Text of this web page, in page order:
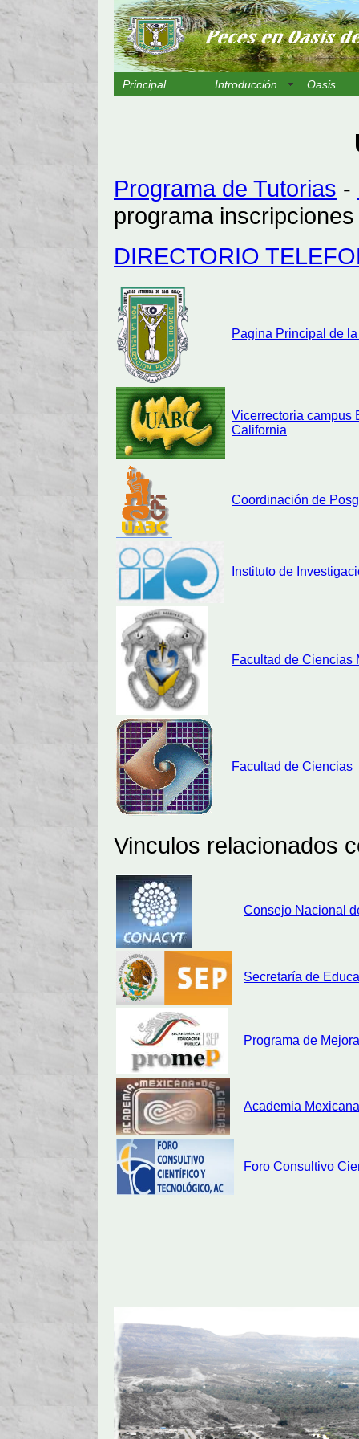
Principal Introducción Oasis
Programa de Tutorias -
programa
DIRECTORIO
Pagina Principal de
Vicerrectoria campus
California
Coordinación de
Instituto de
Facultad de Ciencias
Facultad de Ciencias
Vinculos relacionados
Consejo Nacional
Secretaría de
Programa de
Academia
Foro Consultivo